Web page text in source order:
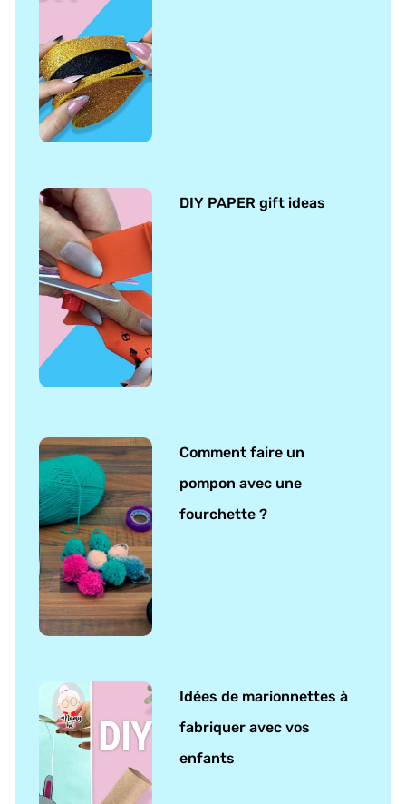
DIY PAPER gift ideas
Comment faire un
pompon avec une
fourchette ?
Idées de marionnettes à
fabriquer avec vos
enfants